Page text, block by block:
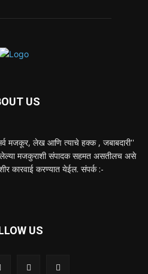
US
मजकूर, लेख आणि त्याचे हक्क , जबाबदारी''
मजकुराशी संपादक सहमत असतीलच असे
कारवाई करण्यात येईल. संपर्क :-
US